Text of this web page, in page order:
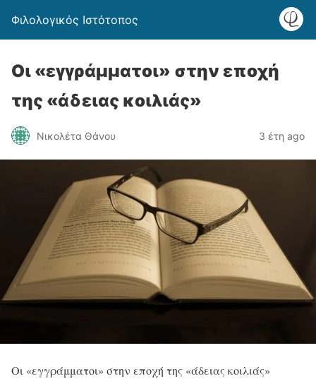
Φιλολογικός Ιστότοπος
Οι «εγγράμματοι» στην εποχή
της «άδειας κοιλιάς»
Νικολέτα Θάνου 3 έτη ago
Οι «εγγράμματοι» στην εποχή της «άδειας κοιλιάς»